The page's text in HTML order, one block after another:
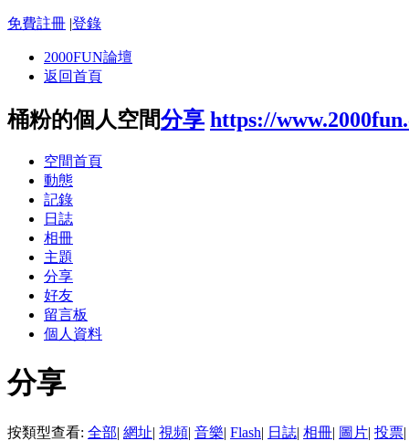
免費註冊 |登錄
2000FUN論壇
返回首頁
桶粉的個人空間分享 https://
空間首頁
動態
記錄
日誌
相冊
主題
分享
好友
留言板
個人資料
分享
按類型查看: 全部| 網址| 視頻| 音樂| Flash| 日誌| 相冊| 圖片| 投票|